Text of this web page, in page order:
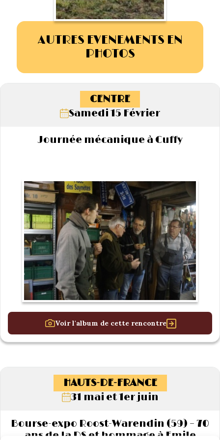
AUTRES EVENEMENTS EN
PHOTOS
CENTRE
Samedi 15 Février
Journée mécanique à Cuffy
Voir l'album de cette rencontre
HAUTS-DE-FRANCE
31 mai et 1er juin
Bourse-expo Roost-Warendin (59) – 70
ans de la DS et hommage à Emile